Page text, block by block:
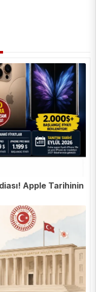
Apple Tarihinin